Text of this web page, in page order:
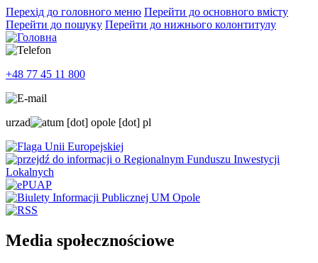
Перехід до головного меню Перейти до основного вмісту
Перейти до пошуку Перейти до нижнього колонтитулу
+48 77 45 11 800
urzad um [dot] opole [dot] pl
Media społecznościowe